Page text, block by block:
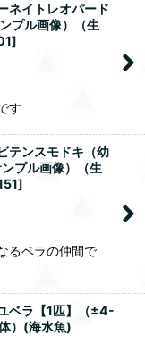
ネイトレオパード
プル画像）（生
]
す
テンスモドキ（幼
プル画像）（生
]
るベラの仲間で
ベラ【1匹】（±4-
）(海水魚)